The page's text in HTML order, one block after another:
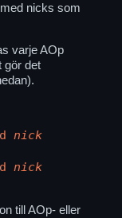
nicks som
varje AOp
gör det
nick
nick
till AOp- eller